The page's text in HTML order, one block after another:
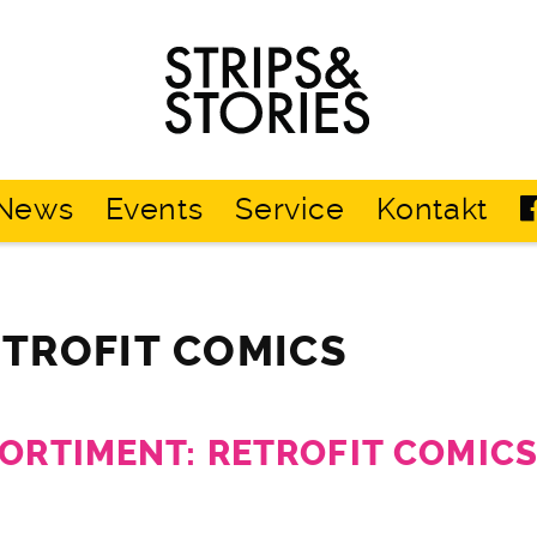
Strips
&
Stories
Events Service Kontakt
COMICS
RETROFIT